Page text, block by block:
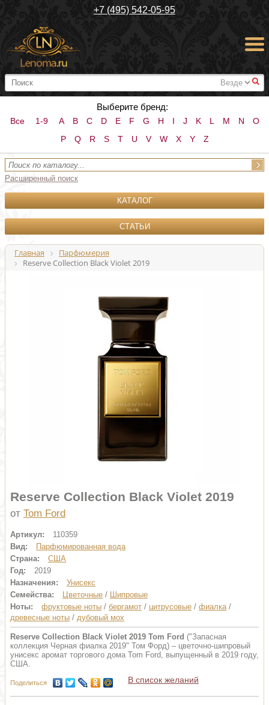
+7 (495) 542-05-95
#
Выберите бренд:
Все 1-9 A B C D E F G H I J K L M N
O
P
Q R S T U V W X Y Z
Расширенный поиск
КАТАЛОГ
СТАТЬИ
Главная
Парфюмерия
Reserve Collection Black Violet 2019
Reserve Collection Black Violet 2019
от Tom Ford
Артикул:
110359
Вид:
Парфюмированная вода
Страна:
США
Год:
2019
Назначения:
Унисекс
Семейства:
Цветочные / Шипровые
Ноты:
фруктовые ноты / бергамот / цитрусовые / фиалка/
древесные ноты / дубовый мох
Reserve Collection Black Violet 2019 Tom Ford ("Запасная
коллекция Черная фиалка 2019" Том Форд) – цветочно-шипровый
унисекс аромат торгового дома Tom Ford, выпущенный в 2019 году,
США.
Поделиться В список желаний